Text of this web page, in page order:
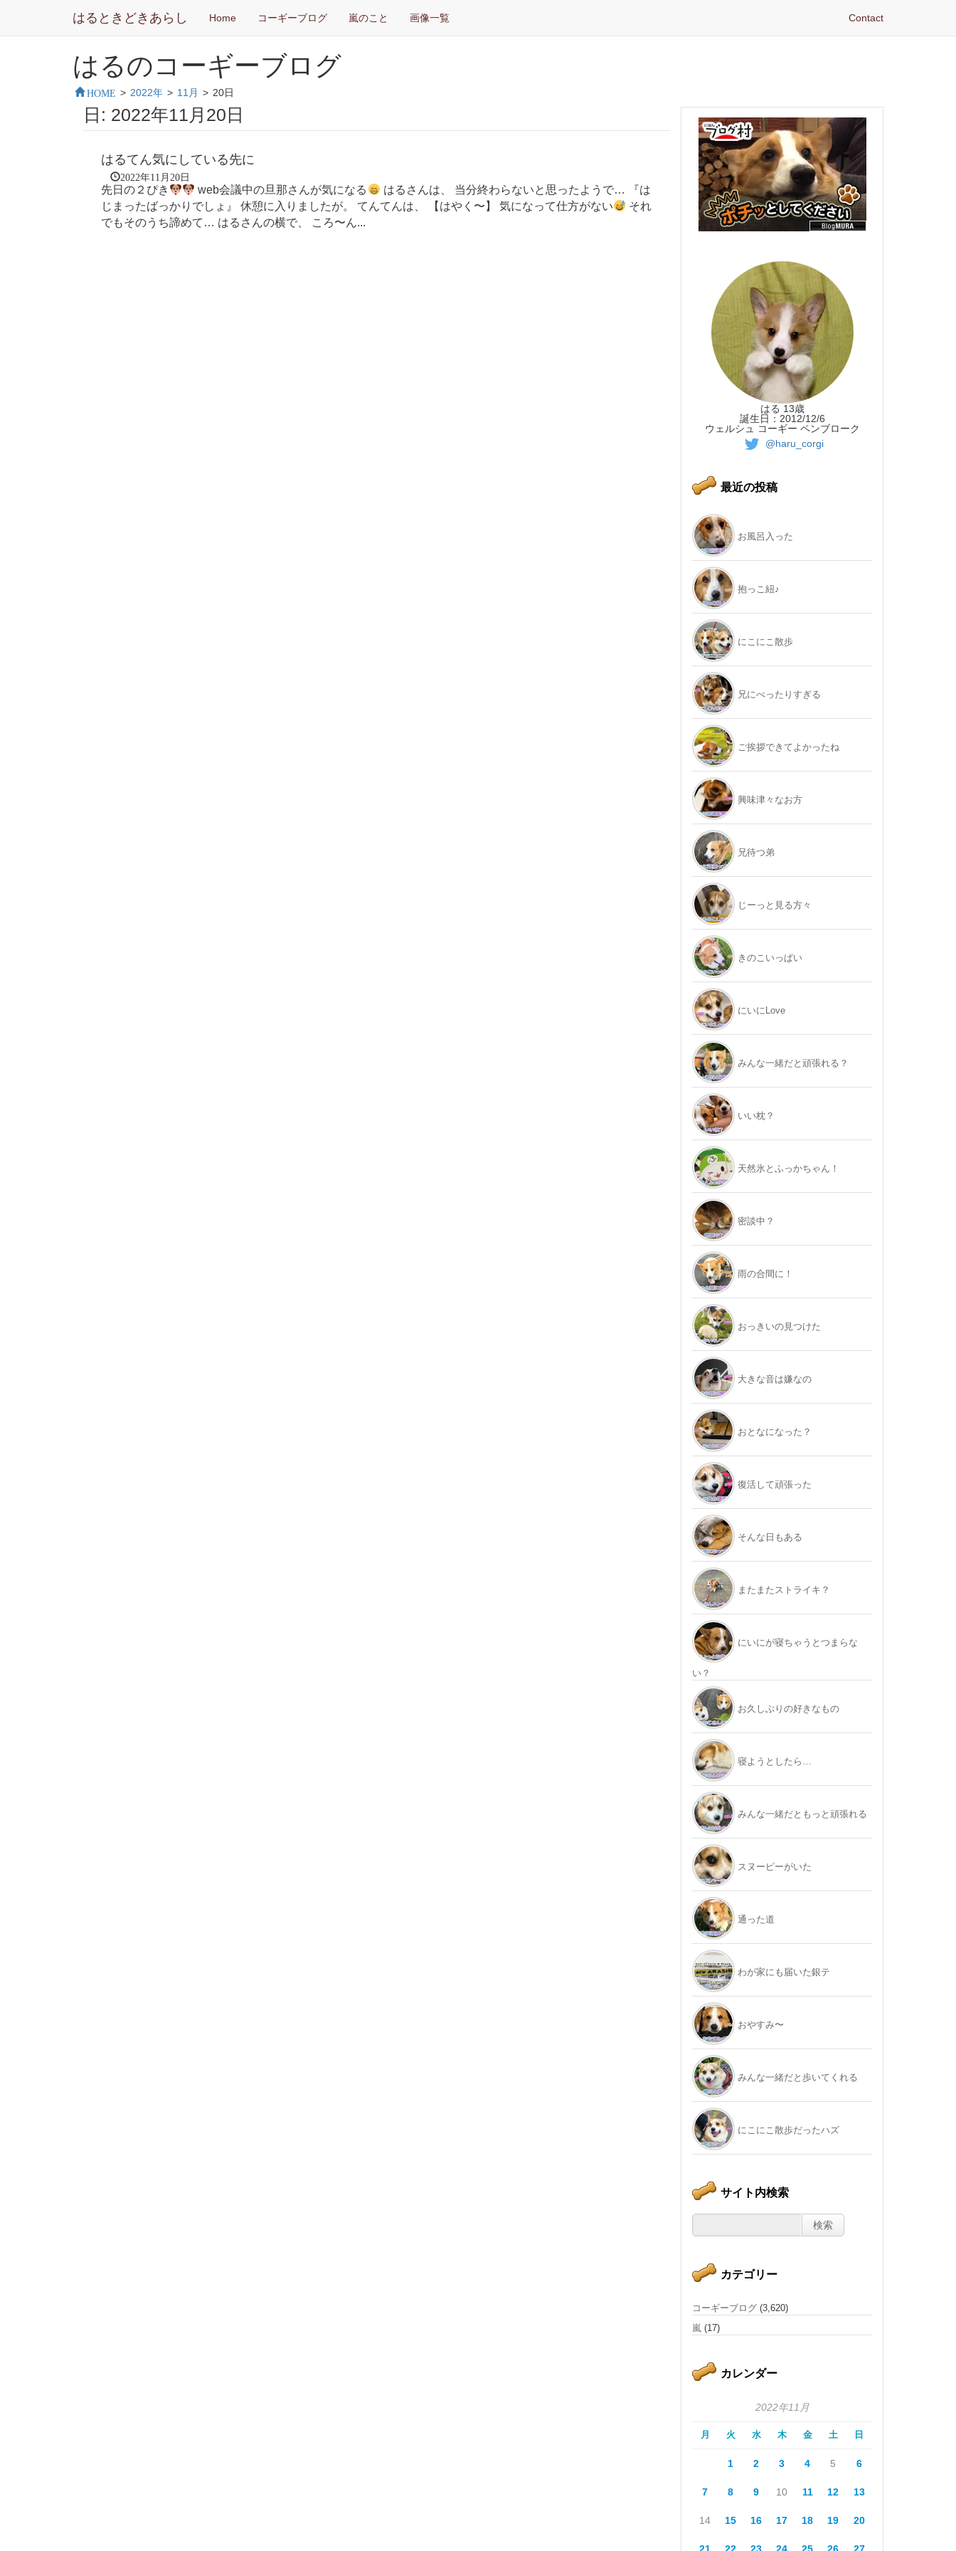
はるときどきあらし Home コーギーブログ 嵐のこと 画像一覧 Contact
はるのコーギーブログ
HOME > 2022年 > 11月 > 20日
日: 2022年11月20日
はるてん気にしている先に
2022年11月20日
先日の２ぴき web会議中の旦那さんが気になる
はるさんは、 当分終わらないと思ったようで… 『は
じまったばっかりでしょ』 休憩に入りましたが。 てんてんは、 【はやく〜】 気になって仕方がない
それ
でもそのうち諦めて… はるさんの横で、 ころ〜ん...
はる 13歳
誕生日：2012/12/6
ウェルシュ コーギー ペンブローク
@haru_corgi
最近の投稿
お風呂入った
抱っこ紐♪
にこにこ散歩
兄にべったりすぎる
ご挨拶できてよかったね
興味津々なお方
兄待つ弟
じーっと見る方々
きのこいっぱい
にいにLove
みんな一緒だと頑張れる？
いい枕？
天然氷とふっかちゃん！
密談中？
雨の合間に！
おっきいの見つけた
大きな音は嫌なの
おとなになった？
復活して頑張った
そんな日もある
またまたストライキ？
にいにが寝ちゃうとつまらな
い？
お久しぶりの好きなもの
寝ようとしたら…
みんな一緒だともっと頑張れる
スヌーピーがいた
通った道
わが家にも届いた銀テ
おやすみ〜
みんな一緒だと歩いてくれる
にこにこ散歩だったハズ
サイト内検索
カテゴリー
コーギーブログ (3,620)
嵐 (17)
カレンダー
2022年11月
月 火 水 木 金 土 日
1 2 3 4 5 6
7 8 9 10 11 12 13
14 15 16 17 18 19 20